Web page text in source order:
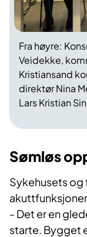
Fra høyre:
Veidekke,
Kristiansand
direktør Nina
Lars Kristian
Sømløs
Sykehusets og
- Det er en
starte. Bygget